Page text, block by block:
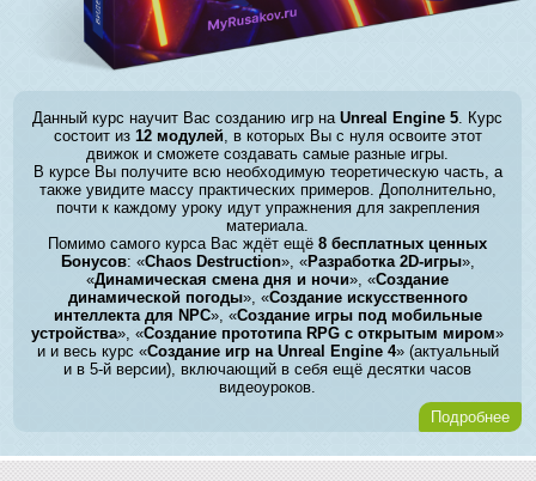
Данный курс научит Вас созданию игр наUnreal Engine 5 . Курс
состоит из 12 модулей, в которых Вы с нуля освоите этот
движок и сможете создавать самые разные игры.
В курсе Вы получите всю необходимую теоретическую часть, а
также увидите массу практических примеров. Дополнительно,
почти к каждому уроку идут упражнения для закрепления
материала.
Помимо самого курса Вас ждёт ещё8 бесплатных ценных
Бонусов: «Chaos Destruction», «Разработка 2D-игры»,
«Динамическая смена дня и ночи», «Создание
динамической погоды», «Создание искусственного
интеллекта для NPC», «Создание игры под мобильные
устройства», «Создание прототипа RPG с открытым миром»
и и весь курс «Создание игр на Unreal Engine 4» (актуальный
и в 5-й версии), включающий в себя ещё десятки часов
видеоуроков.
Подробнее